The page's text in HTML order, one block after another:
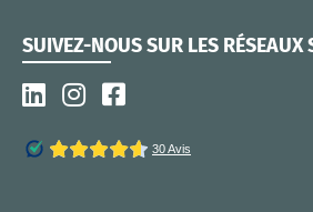
SUIVEZ-NOUS SUR LES RÉSEAUX